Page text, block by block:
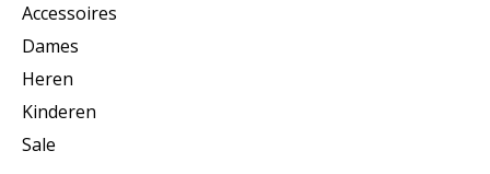
Accessoires
Dames
Heren
Kinderen
Sale